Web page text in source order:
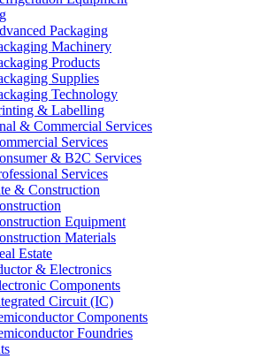
Packaging
Machinery
Products
Supplies
Technology
& Labelling
& Commercial Services
Services
& B2C Services
Services
& Construction
Equipment
Materials
Estate
& Electronics
Components
Circuit (IC)
Components
Foundries